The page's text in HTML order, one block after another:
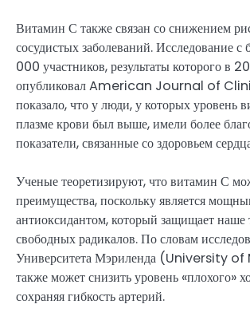
Витамин С также связан со снижением
сосудистых заболеваний. Исследование с
000 участников, результаты которого в
опубликовал American Journal of
показало, что у люди, у которых уровень
плазме крови был выше, имели более
показатели, связанные со здоровьем
Ученые теоретизируют, что витамин С
преимущества, поскольку является
антиоксидантом, который защищает наше
свободных радикалов. По словам
Университета Мэриленда (University
также может снизить уровень «плохого»
сохраняя гибкость артерий.